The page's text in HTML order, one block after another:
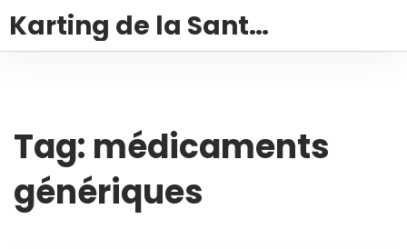
Karting de la Santé – Montalivet
Tag: médicaments
génériques